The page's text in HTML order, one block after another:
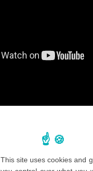
This site uses cookies and